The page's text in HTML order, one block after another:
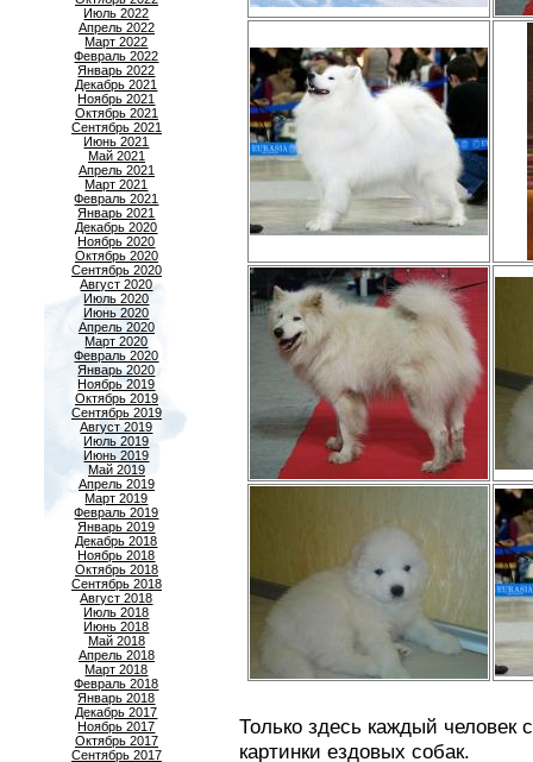
Июль 2022
Апрель 2022
Март 2022
Февраль 2022
Январь 2022
Декабрь 2021
Ноябрь 2021
Октябрь 2021
Сентябрь 2021
Июнь 2021
Май 2021
Апрель 2021
Март 2021
Февраль 2021
Январь 2021
Декабрь 2020
Ноябрь 2020
Октябрь 2020
Сентябрь 2020
Август 2020
Июль 2020
Июнь 2020
Апрель 2020
Март 2020
Февраль 2020
Январь 2020
Ноябрь 2019
Октябрь 2019
Сентябрь 2019
Август 2019
Июль 2019
Июнь 2019
Май 2019
Апрель 2019
Март 2019
Февраль 2019
Январь 2019
Декабрь 2018
Ноябрь 2018
Октябрь 2018
Сентябрь 2018
Август 2018
Июль 2018
Июнь 2018
Май 2018
Апрель 2018
Март 2018
Февраль 2018
Январь 2018
Декабрь 2017
Ноябрь 2017
Октябрь 2017
Сентябрь 2017
Только здесь каждый человек
картинки ездовых собак.